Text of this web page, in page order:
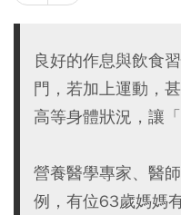
良好的作息與飲食
門，若加上運動，
高等身體狀況，讓
營養醫學專家、醫
例，有位63歲媽媽